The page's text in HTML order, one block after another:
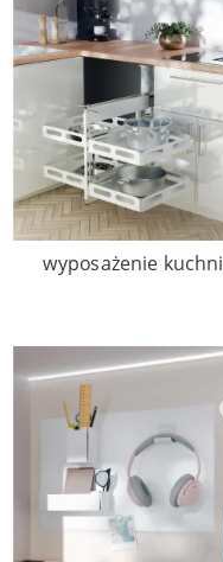
wyposażenie kuchni